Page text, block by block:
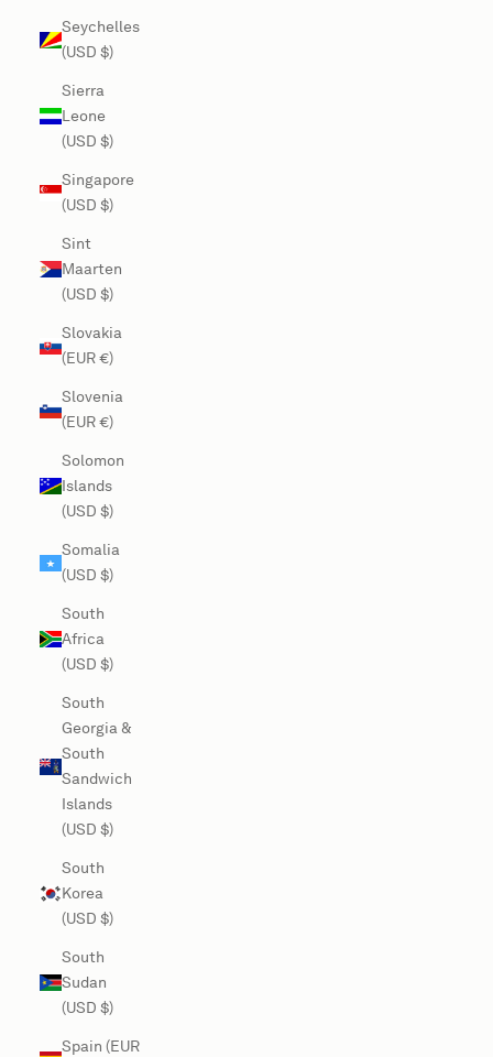
Seychelles
(USD $)
Sierra
Leone
(USD $)
Singapore
(USD $)
Sint
Maarten
(USD $)
Slovakia
(EUR €)
Slovenia
(EUR €)
Solomon
Islands
(USD $)
Somalia
(USD $)
South
Africa
(USD $)
South
Georgia &
South
Sandwich
Islands
(USD $)
South
Korea
(USD $)
South
Sudan
(USD $)
Spain (EUR